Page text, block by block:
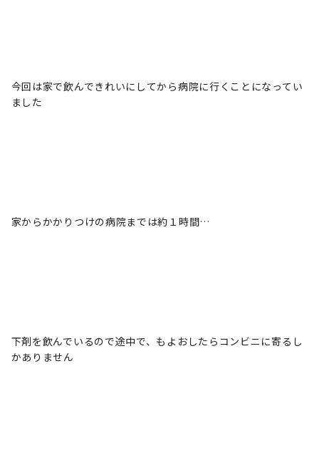
今回は家で飲んできれいにしてから病院に行くことになってい
ました
家からかかりつけの病院までは約１時間…
下剤を飲んでいるので途中で、もよおしたらコンビニに寄るし
かありません